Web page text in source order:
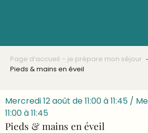
Page d’accueil – je prépare mon séjour
Pieds & mains en éveil
Mercredi 12 août de 11:00 à 11:45 /
11:00 à 11:45
Pieds & mains en éveil